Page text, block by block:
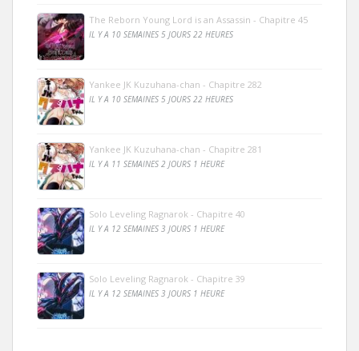
The Reborn Young Lord is an Assassin - Chapitre 45
IL Y A 10 SEMAINES 5 JOURS 22 HEURES
Yankee JK Kuzuhana-chan - Chapitre 282
IL Y A 10 SEMAINES 5 JOURS 22 HEURES
Yankee JK Kuzuhana-chan - Chapitre 281
IL Y A 11 SEMAINES 2 JOURS 1 HEURE
Solo Leveling Ragnarok - Chapitre 40
IL Y A 12 SEMAINES 3 JOURS 1 HEURE
Solo Leveling Ragnarok - Chapitre 39
IL Y A 12 SEMAINES 3 JOURS 1 HEURE